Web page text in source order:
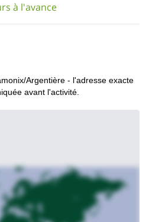
à l'avance
Argentière - l'adresse exacte
avant l'activité.